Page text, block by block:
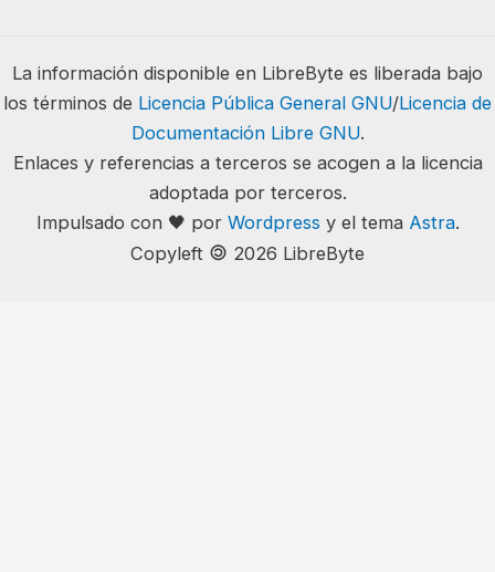
La información disponible en LibreByte es liberada bajo
los términos de Licencia Pública General GNU/Licencia de
Documentación Libre GNU.
Enlaces y referencias a terceros se acogen a la licencia
adoptada por terceros.
Impulsado con 🖤 por Wordpress y el tema Astra.
Copyleft 🄯 2026 LibreByte